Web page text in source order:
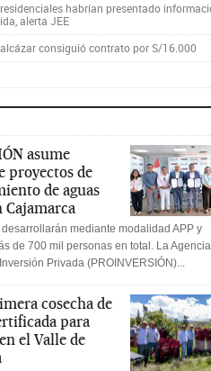
habrían presentado
alerta JEE
consiguió contrato por S/16.000
asume
proyectos de
de aguas
Cajamarca
desarrollarán mediante modalidad APP y
de 700 mil personas en total. La
Privada (PROINVERSIÓN)...
cosecha de
para
el Valle de